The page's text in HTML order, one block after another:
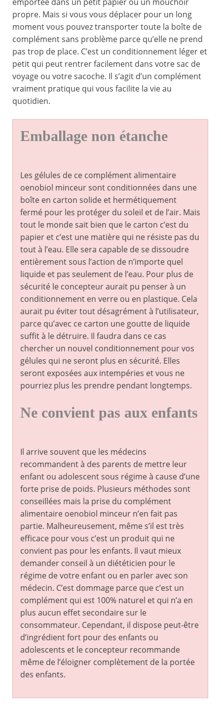
propre. Mais si vous vous déplacer pour un long
moment vous pouvez transporter toute la boîte de
complément sans problème parce qu’elle ne prend
pas trop de place. C’est un conditionnement léger et
petit qui peut rentrer facilement dans votre sac de
voyage ou votre sacoche. Il s’agit d’un complément
vraiment pratique qui vous facilite la vie au
quotidien.
Emballage non étanche
Les gélules de ce complément alimentaire
oenobiol minceur sont conditionnées dans une
boîte en carton solide et hermétiquement
fermé pour les protéger du soleil et de l’air. Mais
tout le monde sait bien que le carton c’est du
papier et c’est une matière qui ne résiste pas du
tout à l’eau. Elle sera capable de se dissoudre
entièrement sous l’action de n’importe quel
liquide et pas seulement de l’eau. Pour plus de
sécurité le concepteur aurait pu penser à un
conditionnement en verre ou en plastique. Cela
aurait pu éviter tout désagrément à l’utilisateur,
parce qu’avec ce carton une goutte de liquide
suffit à le détruire. Il faudra dans ce cas
chercher un nouvel conditionnement pour vos
gélules qui ne seront plus en sécurité. Elles
seront exposées aux intempéries et vous ne
pourriez plus les prendre pendant longtemps.
Ne convient pas aux enfants
Il arrive souvent que les médecins
recommandent à des parents de mettre leur
enfant ou adolescent sous régime à cause d’une
forte prise de poids. Plusieurs méthodes sont
conseillées mais la prise du complément
alimentaire oenobiol minceur n’en fait pas
partie. Malheureusement, même s’il est très
efficace pour vous c’est un produit qui ne
convient pas pour les enfants. Il vaut mieux
demander conseil à un diététicien pour le
régime de votre enfant ou en parler avec son
médecin. C’est dommage parce que c’est un
complément qui est 100% naturel et qui n’a en
plus aucun effet secondaire sur le
consommateur. Cependant, il dispose peut-être
d’ingrédient fort pour des enfants ou
adolescents et le concepteur recommande
même de l’éloigner complètement de la portée
des enfants.